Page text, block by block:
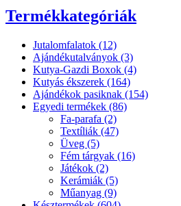
Termékkategóriák
Jutalomfalatok (12)
Ajándékutalványok (3)
Kutya-Gazdi Boxok (4)
Kutyás ékszerek (164)
Ajándékok pasiknak (154)
Egyedi termékek (86)
Fa-parafa (2)
Textíliák (47)
Üveg (5)
Fém tárgyak (16)
Játékok (2)
Kerámiák (5)
Műanyag (9)